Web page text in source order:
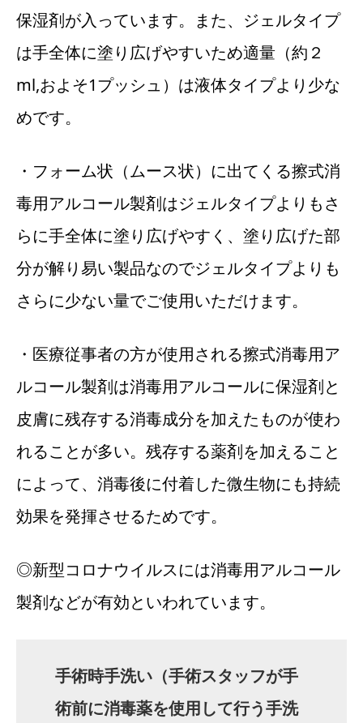
保湿剤が入っています。また、ジェルタイプ
は手全体に塗り広げやすいため適量（約２
ml,およそ1プッシュ）は液体タイプより少な
めです。
・フォーム状（ムース状）に出てくる擦式消
毒用アルコール製剤はジェルタイプよりもさ
らに手全体に塗り広げやすく、塗り広げた部
分が解り易い製品なのでジェルタイプよりも
さらに少ない量でご使用いただけます。
・医療従事者の方が使用される擦式消毒用ア
ルコール製剤は消毒用アルコールに保湿剤と
皮膚に残存する消毒成分を加えたものが使わ
れることが多い。残存する薬剤を加えること
によって、消毒後に付着した微生物にも持続
効果を発揮させるためです。
◎新型コロナウイルスには消毒用アルコール
製剤などが有効といわれています。
手術時手洗い（手術スタッフが手
術前に消毒薬を使用して行う手洗